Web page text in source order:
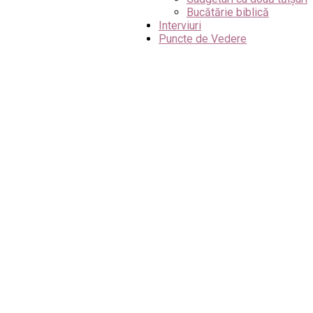
Bucătărie biblică
Interviuri
Puncte de Vedere